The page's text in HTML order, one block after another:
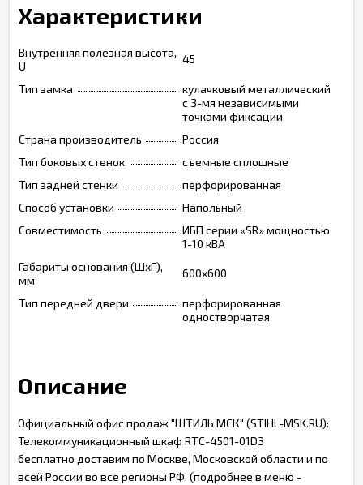
Характеристики
Внутренняя полезная высота,
U
45
Тип замка
кулачковый металлический
с 3-мя независимыми
точками фиксации
Страна производитель
Россия
Тип боковых стенок
съемные сплошные
Тип задней стенки
перфорированная
Способ установки
Напольный
Совместимость
ИБП серии «SR» мощностью
1-10 кВА
Габариты основания (ШxГ),
мм
600х600
Тип передней двери
перфорированная
одностворчатая
Описание
Официальный офис продаж "ШТИЛЬ МСК" (STIHL-MSK.RU):
Телекоммуникационный шкаф RTC-4501-01D3
бесплатно доставим по Москве, Московской области и по
всей России во все регионы РФ. (подробнее в меню -